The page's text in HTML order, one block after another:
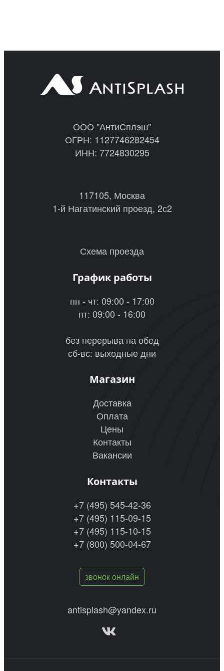
ООО "АнтиСплэш"
ОГРН: 1127746282454
ИНН: 7724830295
117105, Москва
1-й Нагатинский проезд, 2с2
Схема проезда
График работы
пн - чт: 09:00 - 17:00
пт: 09:00 - 16:00
без перерыва на обед
сб-вс: выходные дни
Магазин
Доставка
Оплата
Цены
Контакты
Вакансии
Контакты
+7 (495) 545-42-36
+7 (495) 115-09-15
+7 (495) 115-10-15
+7 (800) 500-04-67
звонок онлайн
antisplash@yandex.ru